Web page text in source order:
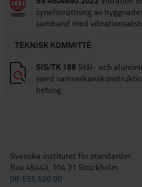
syneförrättning av
samband med
TEKNISK KOMMITTÉ
SIS/TK 188 Stål- och
samt
betong
Svenska institutet för standarder
Box 45443, 104 31 Stockholm
08-555 520 00